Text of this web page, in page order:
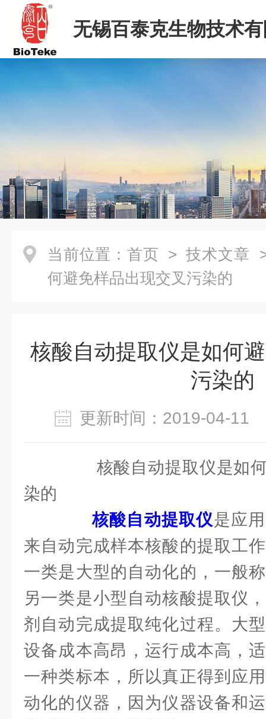
无锡百泰克生物技术
当前位置： 首页 > 技术文章
何避免样品出现交叉污染的
核酸自动提取仪是如何
污染的
更新时间：2019-04-
核酸自动提取仪是如何
染的
核酸自动提取仪是应
来自动完成样本核酸的提取工
一类是大型的自动化的，一般
另一类是小型自动核酸提取仪
剂自动完成提取纯化过程。大
设备成本高昂，运行成本高，
一种类标本，所以真正得到应
动化的仪器，因为仪器设备和